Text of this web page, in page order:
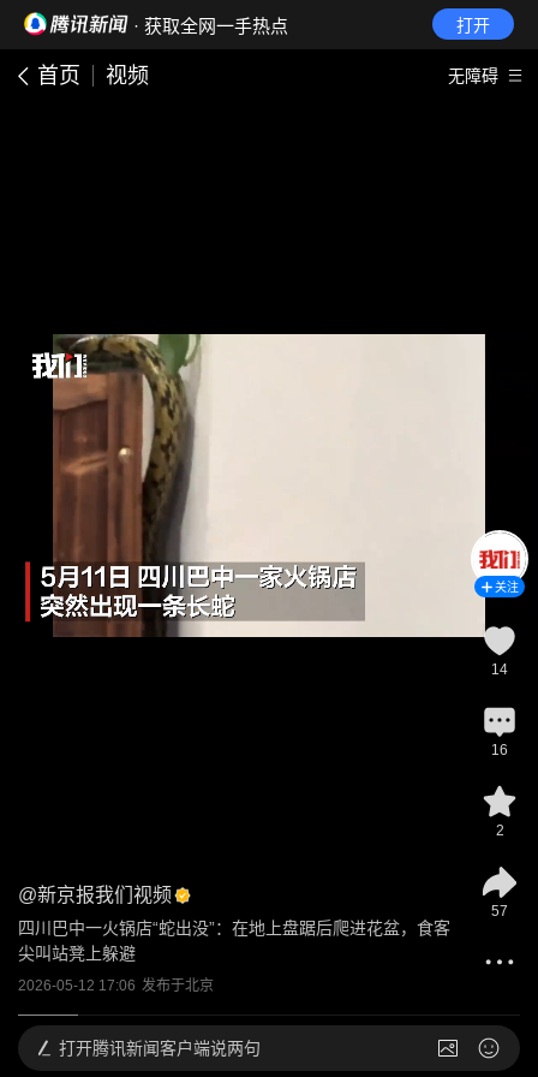
· 获取全网一手热点 打开
首页 视频 无障碍
@新京报我们视频
四川巴中一火锅店“蛇出没”：在地上盘踞后爬进花盆，食客
尖叫站凳上躲避
2026-05-12 17:06 发布于北京
关注
14
16
2
57
打开腾讯新闻客户端说两句